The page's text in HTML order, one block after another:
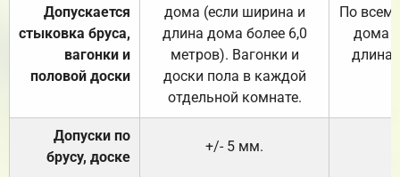
Допускается
стыковка бруса,
вагонки и
половой доски
дома (если ширина и
длина дома более 6,0
метров). Вагонки и
доски пола в каждой
отдельной комнате.
По
дома
длина
Допуски по
брусу, доске
+/- 5 мм.